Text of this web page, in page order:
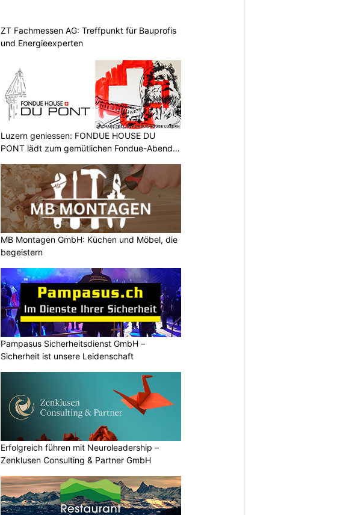
ZT Fachmessen AG: Treffpunkt für Bauprofis
und Energieexperten
Luzern geniessen: FONDUE HOUSE DU
PONT lädt zum gemütlichen Fondue-Abend
MB Montagen GmbH: Küchen und Möbel, die
begeistern
Pampasus Sicherheitsdienst GmbH –
Sicherheit ist unsere Leidenschaft
Erfolgreich führen mit Neuroleadership –
Zenklusen Consulting & Partner GmbH